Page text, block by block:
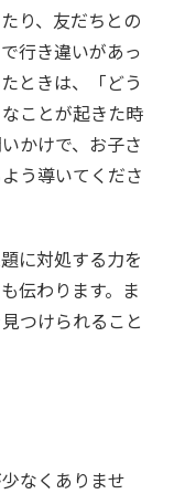
り、友だちとの
行き違いがあっ
ときは、「どう
ことが起きた時
かけで、お子さ
う導いてくださ
に対処する力を
伝わります。ま
つけられること
なくありませ